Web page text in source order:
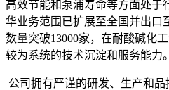
高效节能和泵浦寿命等方面处于
华业务范围已扩展至全国并出口
数量突破13000家，在耐酸碱化
较为系统的技术沉淀和服务能力。
公司拥有严谨的研发、生产和